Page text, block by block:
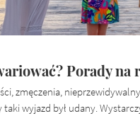
Porady na
zmęczenia,
wyjazd był udany.